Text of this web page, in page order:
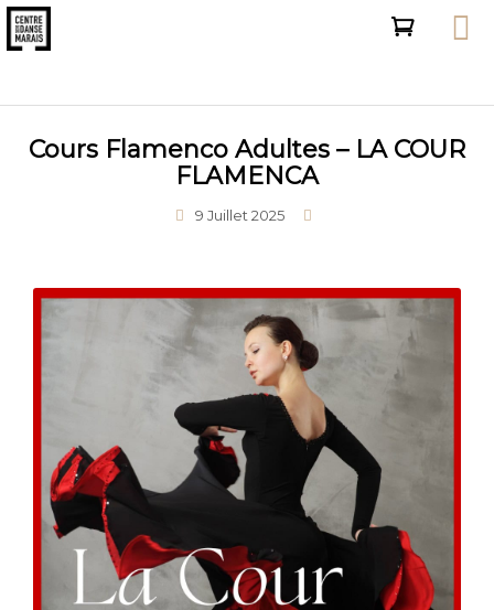
Cours Flamenco Adultes – LA COUR
FLAMENCA
9 Juillet 2025